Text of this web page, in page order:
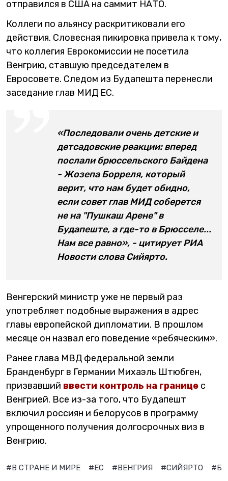
отправился в США на саммит НАТО.
Коллеги по альянсу раскритиковали его
действия. Словесная пикировка привела к тому,
что коллегия Еврокомиссии не посетила
Венгрию, ставшую председателем в
Евросовете. Следом из Будапешта перенесли
заседание глав МИД ЕС.
«Последовали очень детские и
детсадовские реакции: вперед
послали брюссельского Байдена
- Жозепа Борреля, который
верит, что нам будет обидно,
если совет глав МИД соберется
не на "Пушкаш Арене" в
Будапеште, а где-то в Брюсселе...
Нам все равно», - цитирует РИА
Новости слова Сийярто.
Венгерский министр уже не первый раз
употребляет подобные выражения в адрес
главы европейской дипломатии. В прошлом
месяце он назвал его поведение «ребяческим».
Ранее глава МВД федеральной земли
Бранденбург в Германии Михаэль Штюбген,
призвавший ввести контроль на границе с
Венгрией. Все из-за того, что Будапешт
включил россиян и белорусов в программу
упрощенного получения долгосрочных виз в
Венгрию.
#В СТРАНЕ И МИРЕ #ЕС #ВЕНГРИЯ #СИЙЯРТО